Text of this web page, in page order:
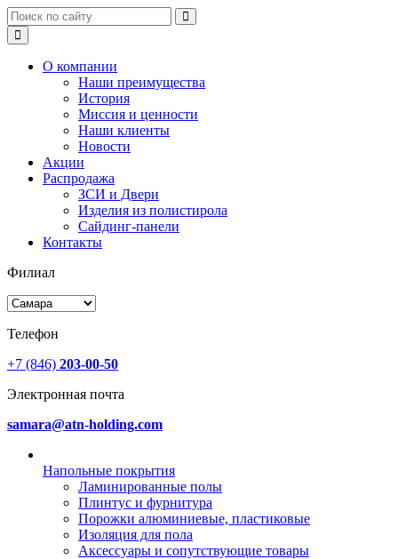
О компании
Наши преимущества
История
Миссия и ценности
Наши клиенты
Новости
Акции
Распродажа
ЗСИ и Двери
Изделия из полистирола
Сайдинг-панели
Контакты
Филиал
Телефон
+7 (846) 203-00-50
Электронная почта
samara@atn-holding.com
Напольные покрытия
Ламинированные полы
Плинтус и фурнитура
Порожки алюминиевые, пластиковые
Изоляция для пола
Аксессуары и сопутствующие товары